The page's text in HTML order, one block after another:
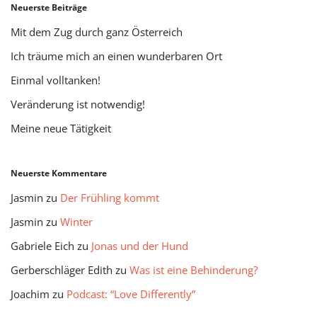
Neuerste Beiträge
Mit dem Zug durch ganz Österreich
Ich träume mich an einen wunderbaren Ort
Einmal volltanken!
Veränderung ist notwendig!
Meine neue Tätigkeit
Neuerste Kommentare
Jasmin zu Der Frühling kommt
Jasmin zu Winter
Gabriele Eich zu Jonas und der Hund
Gerberschläger Edith zu Was ist eine Behinderung?
Joachim zu Podcast: “Love Differently”